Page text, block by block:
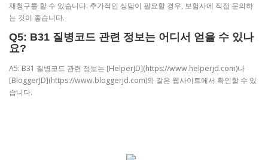
재청구를 할 수 있습니다. 추가적인 상담이 필요할 경우, 보험사에 직접 문의하
는 것이 좋습니다.
Q5: B31 질병코드 관련 정보는 어디서 얻을 수 있나
요?
A5: B31 질병코드 관련 정보는 [HelperJD](https://www.helperjd.com)나
[BloggerJD](https://www.bloggerjd.com)와 같은 웹사이트에서 확인할 수 있
습니다.